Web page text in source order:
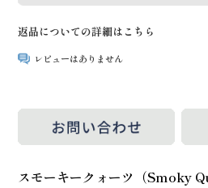
返品についての詳細はこちら
レビューはありません
スモーキークォーツ（Smoky